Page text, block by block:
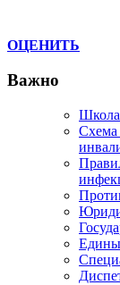
ОЦЕНИТЬ
Важно
Школа
Схема